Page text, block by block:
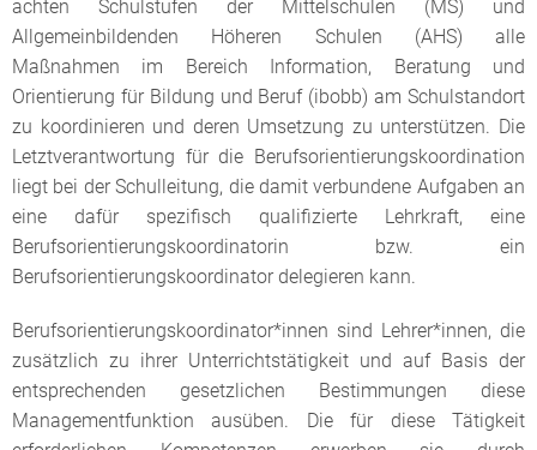
achten Schulstufen der Mittelschulen (MS) und
Allgemeinbildenden Höheren Schulen (AHS) alle
Maßnahmen im Bereich Information, Beratung und
Orientierung für Bildung und Beruf (ibobb) am Schulstandort
zu koordinieren und deren Umsetzung zu unterstützen. Die
Letztverantwortung für die Berufsorientierungskoordination
liegt bei der Schulleitung, die damit verbundene Aufgaben an
eine dafür spezifisch qualifizierte Lehrkraft, eine
Berufsorientierungskoordinatorin bzw. ein
Berufsorientierungskoordinator delegieren kann.
Berufsorientierungskoordinator*innen sind Lehrer*innen, die
zusätzlich zu ihrer Unterrichtstätigkeit und auf Basis der
entsprechenden gesetzlichen Bestimmungen diese
Managementfunktion ausüben. Die für diese Tätigkeit